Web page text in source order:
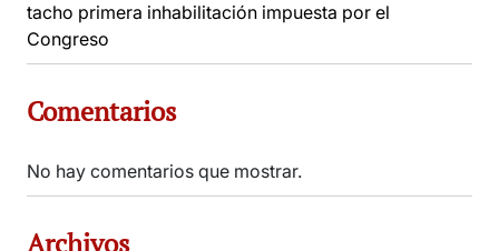
tacho primera inhabilitación impuesta por el
Congreso
Comentarios
No hay comentarios que mostrar.
Archivos